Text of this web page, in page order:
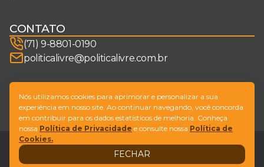
CONTATO
(71) 9-8801-0190
politicalivre@politicalivre.com.br
SIGA-NOS
Design by NVGO
LegalFale conosco
Nós utilizamos cookies para aprimorar e personalizar a sua
experiência em nosso site. Ao continuar navegando, você concorda
em contribuir para os dados estatísticos de melhoria. Conheça
nossa Política de Privacidade e consulte nossa Política de
Cookies.
FECHAR